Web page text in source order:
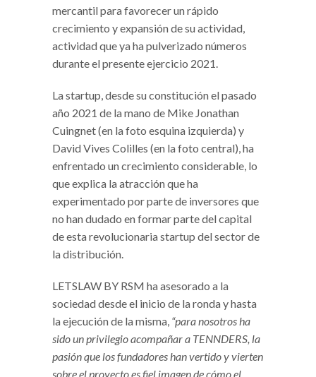
mercantil para favorecer un rápido
crecimiento y expansión de su actividad,
actividad que ya ha pulverizado números
durante el presente ejercicio 2021.
La startup, desde su constitución el pasado
año 2021 de la mano de Mike Jonathan
Cuingnet (en la foto esquina izquierda) y
David Vives Colilles (en la foto central), ha
enfrentado un crecimiento considerable, lo
que explica la atracción que ha
experimentado por parte de inversores que
no han dudado en formar parte del capital
de esta revolucionaria startup del sector de
la distribución.
LETSLAW BY RSM ha asesorado a la
sociedad desde el inicio de la ronda y hasta
la ejecución de la misma, “para nosotros ha
sido un privilegio acompañar a TENNDERS, la
pasión que los fundadores han vertido y vierten
sobre el proyecto es fiel imagen de cómo el